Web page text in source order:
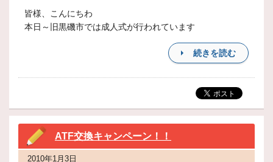
皆様、こんにちわ
本日～旧黒磯市では成人式が行われています
続きを読む
ATF交換キャンペーン！！
2010年1月3日